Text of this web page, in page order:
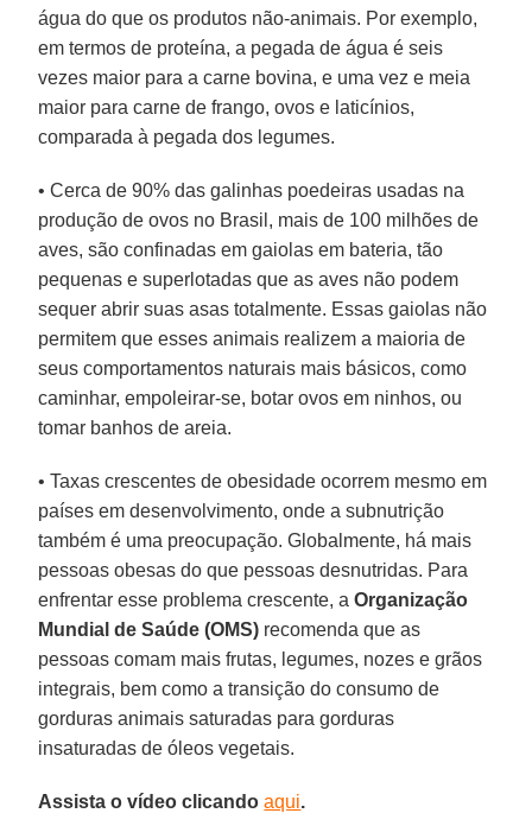
água do que os produtos não-animais. Por exemplo,
em termos de proteína, a pegada de água é seis
vezes maior para a carne bovina, e uma vez e meia
maior para carne de frango, ovos e laticínios,
comparada à pegada dos legumes.
• Cerca de 90% das galinhas poedeiras usadas na
produção de ovos no Brasil, mais de 100 milhões de
aves, são confinadas em gaiolas em bateria, tão
pequenas e superlotadas que as aves não podem
sequer abrir suas asas totalmente. Essas gaiolas não
permitem que esses animais realizem a maioria de
seus comportamentos naturais mais básicos, como
caminhar, empoleirar-se, botar ovos em ninhos, ou
tomar banhos de areia.
• Taxas crescentes de obesidade ocorrem mesmo em
países em desenvolvimento, onde a subnutrição
também é uma preocupação. Globalmente, há mais
pessoas obesas do que pessoas desnutridas. Para
enfrentar esse problema crescente, aOrganização
Mundial de Saúde (OMS) recomenda que as
pessoas comam mais frutas, legumes, nozes e grãos
integrais, bem como a transição do consumo de
gorduras animais saturadas para gorduras
insaturadas de óleos vegetais.
Assista o vídeo clicandoaqui.